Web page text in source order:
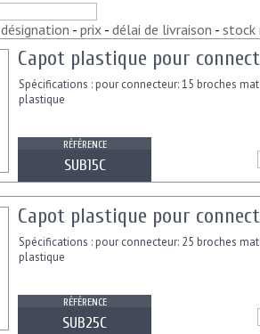
désignation - prix - délai de livraison - stock
Capot plastique pour
Spécifications : pour connecteur: 15 broches
plastique
RÉFÉRENCE
SUB15C
Capot plastique pour
Spécifications : pour connecteur: 25 broches
plastique
RÉFÉRENCE
SUB25C